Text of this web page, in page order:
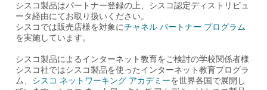
シスコ製品はパートナー登録の上、シスコ認定ディストリビュ
ータ経由にてお取り扱いください。
シスコでは販売店様を対象にチャネル パートナー プログラム
を実施しています。
シスコ製品によるインターネット教育をご検討の学校関係者様
シスコ社ではシスコ製品を使ったインターネット教育プログラ
ム、 シスコ ネットワーキング アカデミーを世界各国で展開し